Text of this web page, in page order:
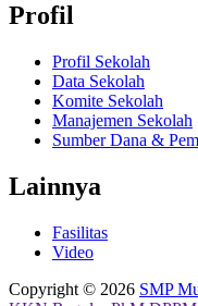
Profil
Profil Sekolah
Data Sekolah
Komite Sekolah
Manajemen Sekolah
Sumber Dana &
Lainnya
Fasilitas
Video
Copyright © 2026 SMP